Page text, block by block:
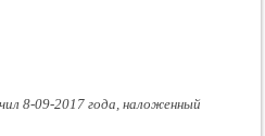
8-09-2017 года, наложенный